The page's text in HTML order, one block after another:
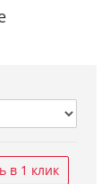
в 1 клик